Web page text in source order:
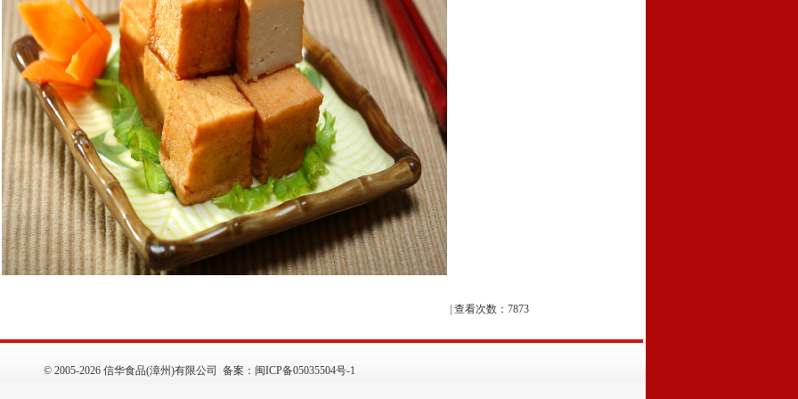
| 查看次数：7873
© 2005-2026 信华食品(漳州)有限公司 备案： 闽ICP备05035504号-1